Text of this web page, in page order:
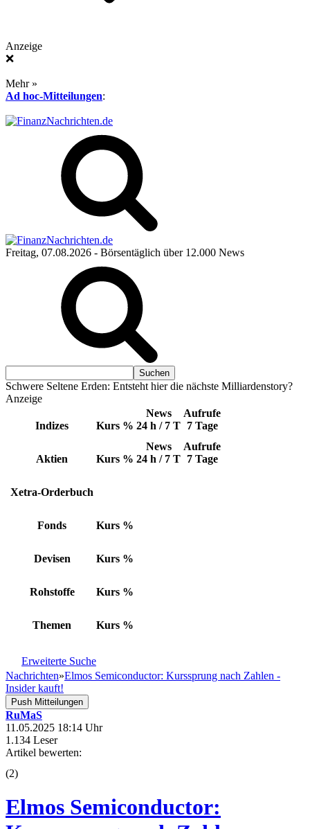
Anzeige
❌
Mehr »
Ad hoc-Mitteilungen:
Freitag, 07.08.2026 - Börsentäglich über 12.000 News
Schwere Seltene Erden: Entsteht hier die nächste Milliardenstory?
Anzeige
Indizes Kurs %
News
24 h / 7 T
Aufrufe
7 Tage
Aktien Kurs %
News
24 h / 7 T
Aufrufe
7 Tage
Xetra-Orderbuch
Fonds Kurs %
Devisen Kurs %
Rohstoffe Kurs %
Themen Kurs %
Erweiterte Suche
Nachrichten»Elmos Semiconductor: Kurssprung nach Zahlen -
Insider kauft!
Push Mitteilungen
RuMaS
11.05.2025 18:14 Uhr
1.134 Leser
Artikel bewerten:
(2)
Elmos Semiconductor: